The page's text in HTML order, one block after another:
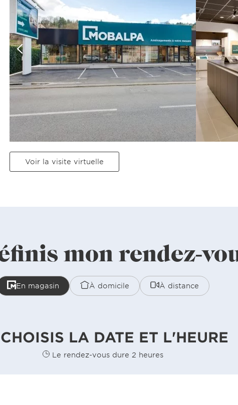
Voir la visite virtuelle
mon rendez-
En magasin À domicile À distance
LA DATE ET L'HEURE
Le rendez-vous dure 2 heures